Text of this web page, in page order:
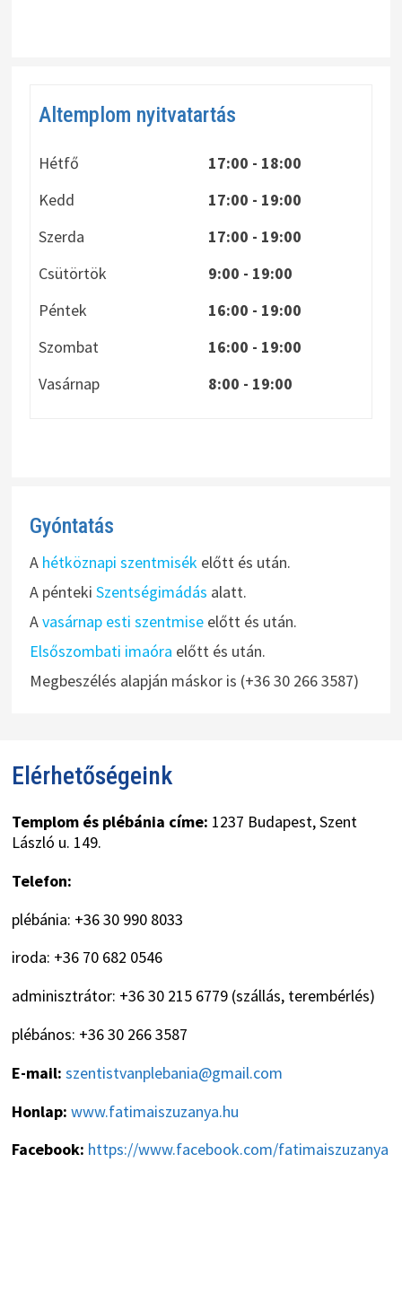
Altemplom nyitvatartás
Hétfő
17:00 - 18:00
Kedd
17:00 - 19:00
Szerda
17:00 - 19:00
Csütörtök
9:00 - 19:00
Péntek
16:00 - 19:00
Szombat
16:00 - 19:00
Vasárnap
8:00 - 19:00
Gyóntatás
A hétköznapi szentmisék előtt és után.
A pénteki Szentségimádás alatt.
Avasárnap esti szentmiseelőtt és után.
Elsőszombati imaóra előtt és után.
Megbeszélés alapján máskor is (+36 30 266 3587)
Elérhetőségeink
Templom és plébánia címe: 1237 Budapest, Szent
László u. 149.
Telefon:
plébánia: +36 30 990 8033
iroda: +36 70 682 0546
adminisztrátor: +36 30 215 6779 (szállás, terembérlés)
plébános: +36 30 266 3587
E-mail: szentistvanplebania@gmail.com
Honlap: www.fatimaiszuzanya.hu
Facebook: https://www.facebook.com/fatimaiszuzanya